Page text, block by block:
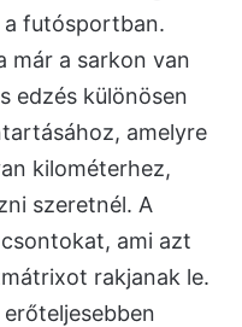
a futósportban.
már a sarkon van
edzés különösen
amelyre
kilométerhez,
szeretnél. A
ami azt
rakjanak le.